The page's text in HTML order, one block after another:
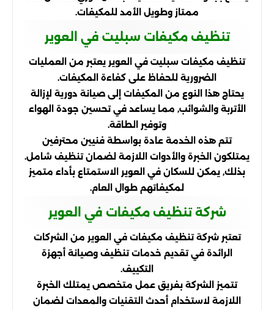
ممتاز وطويل الأمد للمكيفات.
تنظيف مكيفات سبليت في العوير
تنظيف مكيفات سبليت في العوير يعتبر من العمليات
الضرورية للحفاظ على كفاءة المكيفات.
يحتاج هذا النوع من المكيفات إلى صيانة دورية لإزالة
الأتربة والشوائب, مما يساعد في تحسين جودة الهواء
وتوفير الطاقة.
تتم هذه الخدمة عادة بواسطة فنيين محترفين
يمتلكون الخبرة والأدوات اللازمة لضمان تنظيف شامل.
بذلك, يمكن للسكان في العوير الاستمتاع بأداء متميز
لمكيفاتهم طوال العام.
شركة تنظيف مكيفات في العوير
تعتبر شركة تنظيف مكيفات في العوير من الشركات
الرائدة في تقديم خدمات تنظيف وصيانة أجهزة
التكييف.
تتميز الشركة بفريق عمل متخصص يمتلك الخبرة
اللازمة لاستخدام أحدث التقنيات والمعدات لضمان